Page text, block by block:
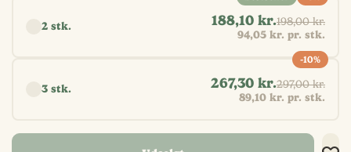
2 stk. 188,10 kr.198,00 kr.
94,05 kr. pr. stk.
3 stk. 267,30 kr.297,00 kr.
89,10 kr. pr. stk.
-10%